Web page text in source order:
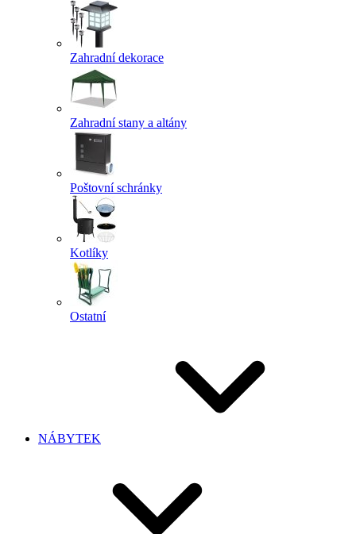
Zahradní dekorace
Zahradní stany a altány
Poštovní schránky
Kotlíky
Ostatní
NÁBYTEK